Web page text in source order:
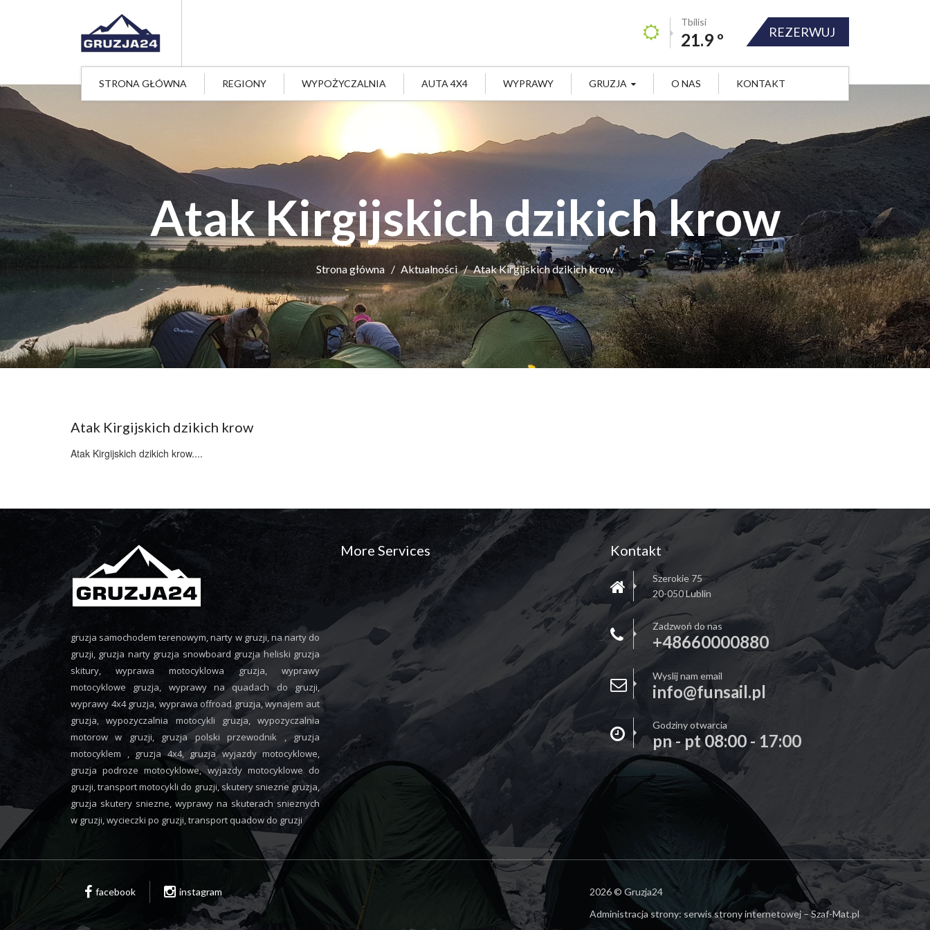
REZERWUJ
Tbilisi
21.9 º
STRONA GŁÓWNA REGIONY WYPOŻYCZALNIA AUTA 4X4 WYPRAWY GRUZJA O NAS KONTAKT
Atak Kirgijskich dzikich krow
Strona główna Aktualności Atak Kirgijskich dzikich krow
Atak Kirgijskich dzikich krow
Atak Kirgijskich dzikich krow....
gruzja samochodem terenowym, narty w gruzji, na narty do
gruzji, gruzja narty gruzja snowboard gruzja heliski gruzja
skitury, wyprawa motocyklowa gruzja, wyprawy
motocyklowe gruzja, wyprawy na quadach do gruzji,
wyprawy 4x4 gruzja, wyprawa offroad gruzja, wynajem aut
gruzja, wypozyczalnia motocykli gruzja, wypozyczalnia
motorow w gruzji, gruzja polski przewodnik , gruzja
motocyklem , gruzja 4x4, gruzja wyjazdy motocyklowe,
gruzja podroze motocyklowe, wyjazdy motocyklowe do
gruzji, transport motocykli do gruzji, skutery sniezne gruzja,
gruzja skutery sniezne, wyprawy na skuterach snieznych
w gruzji, wycieczki po gruzji, transport quadow do gruzji
More Services Kontakt
Szerokie 75
20-050 Lublin
Zadzwoń do nas
+48660000880
Wyslij nam email
info@funsail.pl
Godziny otwarcia
pn - pt 08:00 - 17:00
facebook instagram
2026 © Gruzja24
Administracja strony: serwis strony internetowej – Szaf-Mat.pl